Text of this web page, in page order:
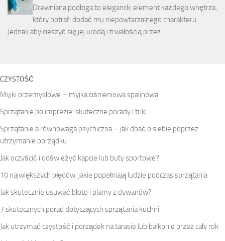
Drewniana podłoga to elegancki element każdego wnętrza,
który potrafi dodać mu niepowtarzalnego charakteru.
Jednak aby cieszyć się jej urodą i trwałością przez …
CZYSTOŚĆ
Myjki przemysłowe – myjka ciśnieniowa spalinowa
Sprzątanie po imprezie: skuteczne porady i triki
Sprzątanie a równowaga psychiczna – jak dbać o siebie poprzez
utrzymanie porządku
Jak oczyścić i odświeżyć kapcie lub buty sportowe?
10 największych błędów, jakie popełniają ludzie podczas sprzątania
Jak skutecznie usuwać błoto i plamy z dywanów?
7 skutecznych porad dotyczących sprzątania kuchni
Jak utrzymać czystość i porządek na tarasie lub balkonie przez cały rok